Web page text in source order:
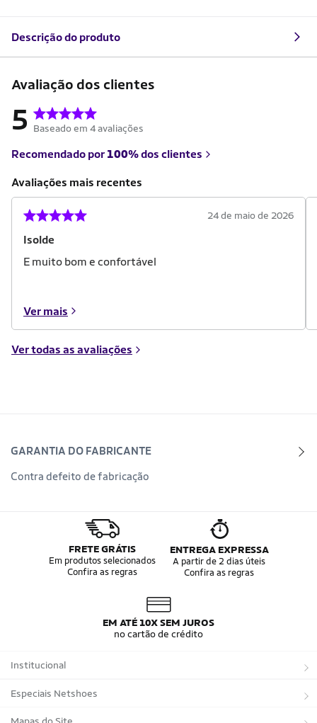
Descrição do produto
Avaliação dos clientes
5 Baseado em 4 avaliações
Recomendado por 100%dos clientes
Avaliações mais recentes
Isolde
24 de maio de 2026
E muito bom e confortável
Ver mais
Ver todas as avaliações
GARANTIA DO FABRICANTE
Contra defeito de fabricação
FRETE GRÁTIS
Em produtos selecionados
Confira as regras
ENTREGA EXPRESSA
A partir de 2 dias úteis
Confira as regras
EM ATÉ 10X SEM JUROS
no cartão de crédito
Institucional
Sobre a Netshoes
Política de Privacidade
Especiais Netshoes
Suplementos
Mapas do Site